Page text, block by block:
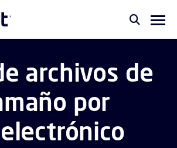
archivos de
por